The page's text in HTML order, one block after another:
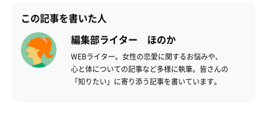
この記事を書いた人
編集部ライター ほのか
WEBライター。女性の恋愛に関するお悩みや、
心と体についての記事など多様に執筆。皆さんの
「知りたい」に寄り添う記事を書いています。